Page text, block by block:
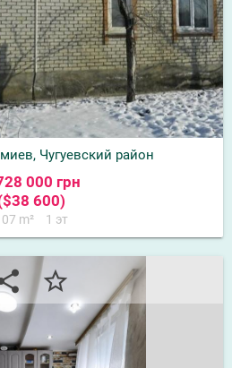
Чугуевский район
000 грн
600)
m² 1 эт
star_border